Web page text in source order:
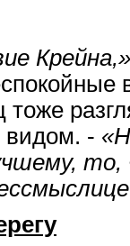
Крейна,»
видом. -